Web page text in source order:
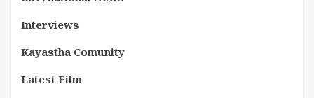
Interviews
Kayastha Comunity
Latest Film